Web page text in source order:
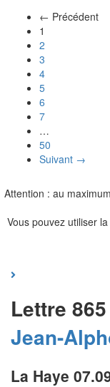
← Précédent
1
2
3
4
5
6
7
…
50
Suivant →
Attention : au
Vous pouvez utiliser
Lettre
Jean-
La Haye